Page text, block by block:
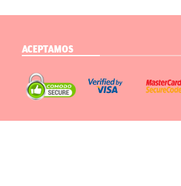
ACEPTAMOS